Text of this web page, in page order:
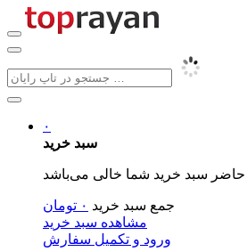
۰
سبد خرید
جمع سبد خرید ۰ تومان
مشاهده سبد خرید
ورود و تکمیل سفارش